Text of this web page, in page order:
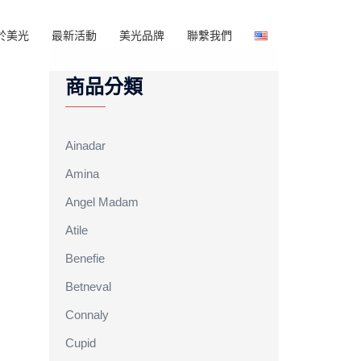
美光 最新活動 美光品牌 聯繫我們
商品分類
Ainadar
Amina
Angel Madam
Atile
Benefie
Betneval
Connaly
Cupid